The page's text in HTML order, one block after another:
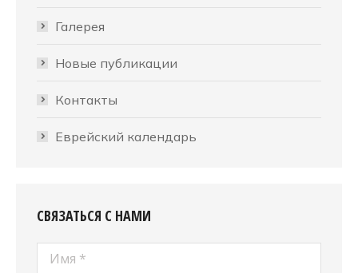
Галерея
Новые публикации
Контакты
Еврейский календарь
СВЯЗАТЬСЯ С НАМИ
Имя *